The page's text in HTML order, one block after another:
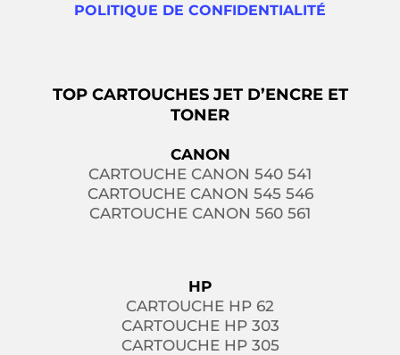
POLITIQUE DE CONFIDENTIALITÉ
TOP CARTOUCHES JET D’ENCRE ET
TONER
CANON
CARTOUCHE CANON 540 541
CARTOUCHE CANON 545 546
CARTOUCHE CANON 560 561
HP
CARTOUCHE HP 62
CARTOUCHE HP 303
CARTOUCHE HP 305